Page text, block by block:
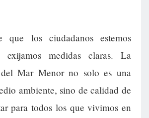
que los ciudadanos estemos
exijamos medidas claras. La
del Mar Menor no solo es una
ambiente, sino de calidad de
para todos los que vivimos en